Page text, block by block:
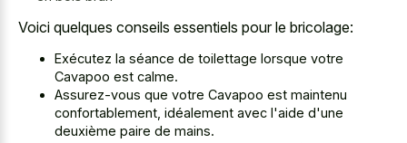
Voici quelques conseils essentiels pour le bricolage:
Exécutez la séance de toilettage lorsque votre
Cavapoo est calme.
Assurez-vous que votre Cavapoo est maintenu
confortablement, idéalement avec l'aide d'une
deuxième paire de mains.